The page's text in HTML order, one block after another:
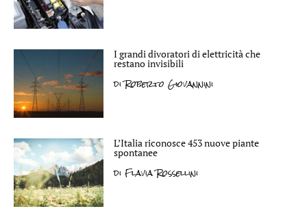
I grandi divoratori di elettricità che
restano invisibili
diRoberto Giovannini
L’Italia riconosce 453 nuove piante
spontanee
di Flavia Rossellini